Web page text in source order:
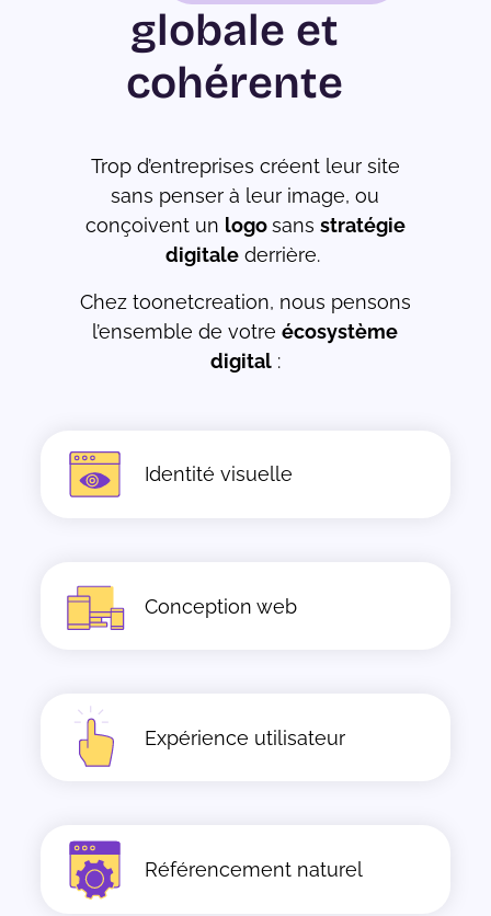
globale et
cohérente
Trop d’entreprises créent leur site
sans penser à leur image, ou
conçoivent un logosans stratégie
digitale derrière.
Chez toonetcreation, nous pensons
l’ensemble de votreécosystème
digital :
Identité visuelle
Conception web
Expérience utilisateur
Référencement naturel